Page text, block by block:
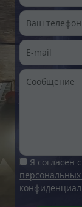
Я согласен с